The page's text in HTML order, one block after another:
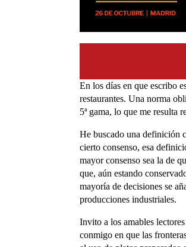
En los días en que escribo
restaurantes. Una norma
5ª gama, lo que me resulta
He buscado una definición
cierto consenso, esa
mayor consenso sea la de
que, aún estando
mayoría de decisiones se
producciones industriales.
Invito a los amables
conmigo en que las